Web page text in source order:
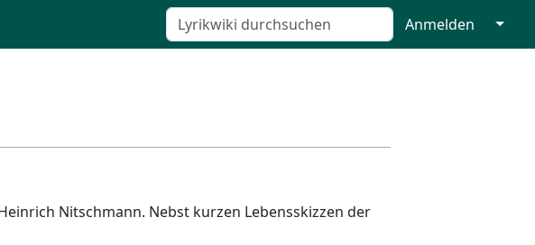
Anmelden ↓
Nitschmann. Nebst kurzen Lebensskizzen der